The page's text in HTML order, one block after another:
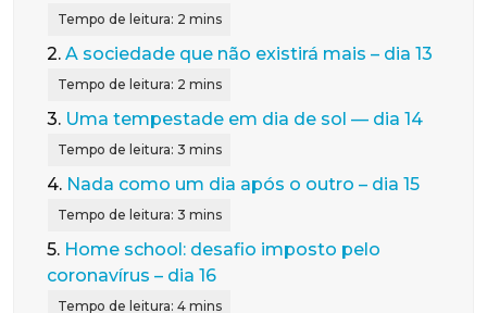
2. A sociedade que não existirá mais – dia 13
3. Uma tempestade em dia de sol — dia 14
4. Nada como um dia após o outro – dia 15
5. Home school: desafio imposto pelo
coronavírus – dia 16